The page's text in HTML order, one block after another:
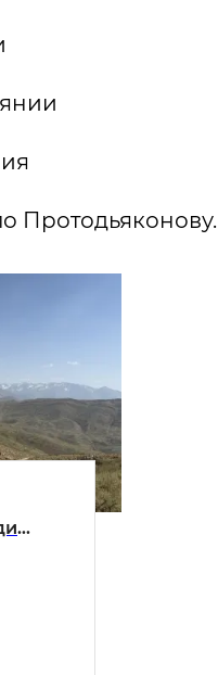
Протодьяконову.